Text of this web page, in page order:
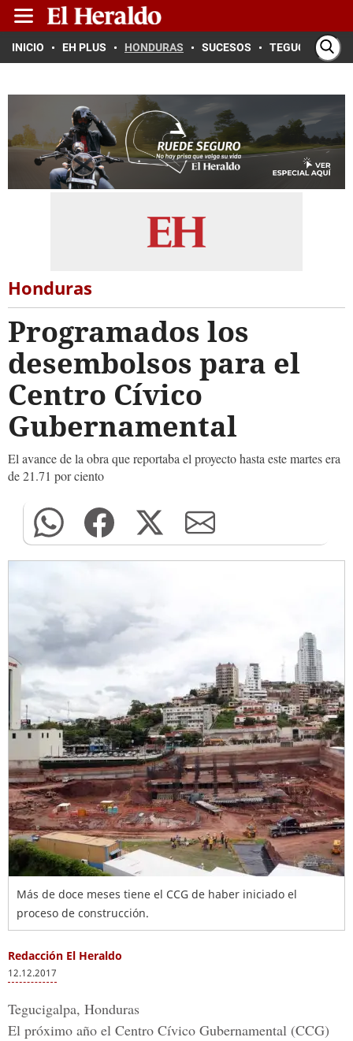
INICIO EH PLUS HONDURAS SUCESOS TEGUCIGALPA
Honduras
Programados los
desembolsos para el
Centro Cívico
Gubernamental
El avance de la obra que reportaba el proyecto hasta este martes era
de 21.71 por ciento
Más de doce meses tiene el CCG de haber iniciado el
proceso de construcción.
Redacción El Heraldo
12.12.2017
Tegucigalpa, Honduras
El próximo año el Centro Cívico Gubernamental (CCG)